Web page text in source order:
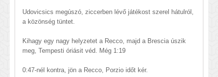
Udovicsics megúszó, ziccerben lévő játékost szerel hátulról,
a közönség tüntet.
Kihagy egy nagy helyzetet a Recco, majd a Brescia úszik
meg, Tempesti óriásit véd. Még 1:19
0:47-nél kontra, jön a Recco, Porzio időt kér.